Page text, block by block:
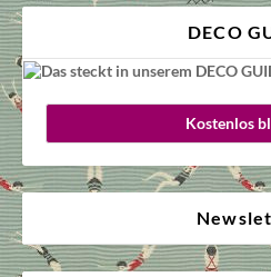
DECO
Kostenlos